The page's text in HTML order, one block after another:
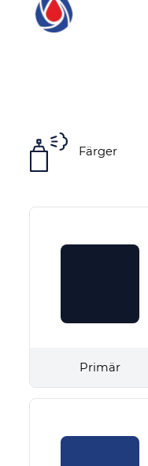
Färger
Primär